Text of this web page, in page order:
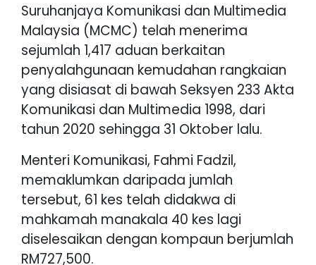
Suruhanjaya Komunikasi dan Multimedia
Malaysia (MCMC) telah menerima
sejumlah 1,417 aduan berkaitan
penyalahgunaan kemudahan rangkaian
yang disiasat di bawah Seksyen 233 Akta
Komunikasi dan Multimedia 1998, dari
tahun 2020 sehingga 31 Oktober lalu.
Menteri Komunikasi, Fahmi Fadzil,
memaklumkan daripada jumlah
tersebut, 61 kes telah didakwa di
mahkamah manakala 40 kes lagi
diselesaikan dengan kompaun berjumlah
RM727,500.